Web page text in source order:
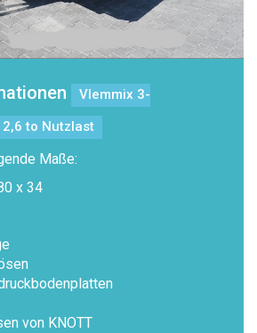
Vlemmix 3-
to Nutzlast
Maße:
x 34
von KNOTT